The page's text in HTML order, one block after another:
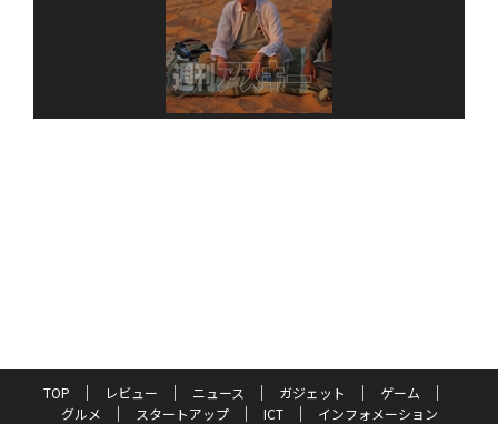
TOP レビュー ニュース ガジェット
ゲーム
グルメ
スタートアップ ICT
インフォメーション